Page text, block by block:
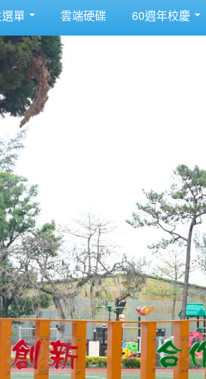
選單 雲端硬碟 60週年校慶